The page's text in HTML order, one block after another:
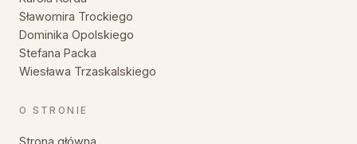
Sławomira Trockiego
Dominika Opolskiego
Stefana Packa
Wiesława Trzaskalskiego
O STRONIE
Strona główna